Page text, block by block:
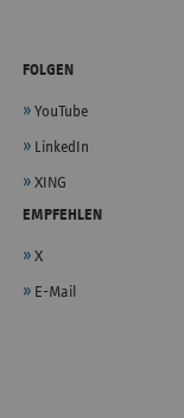
FOLGEN
YouTube
LinkedIn
XING
EMPFEHLEN
X
E-Mail